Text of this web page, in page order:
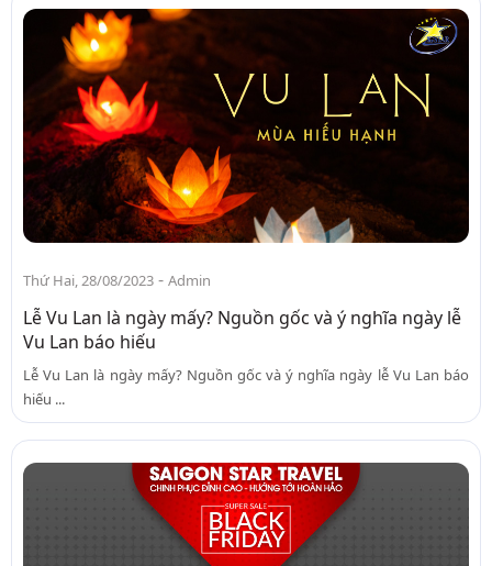
Thứ Hai, 28/08/2023 - Admin
Lễ Vu Lan là ngày mấy? Nguồn gốc và ý nghĩa ngày lễ
Vu Lan báo hiếu
Lễ Vu Lan là ngày mấy? Nguồn gốc và ý nghĩa ngày lễ Vu Lan báo
hiếu ...